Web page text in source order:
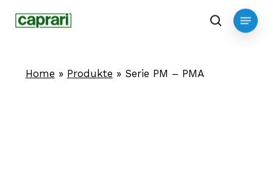
search
Menu
Home » Produkte » Serie PM – PMA